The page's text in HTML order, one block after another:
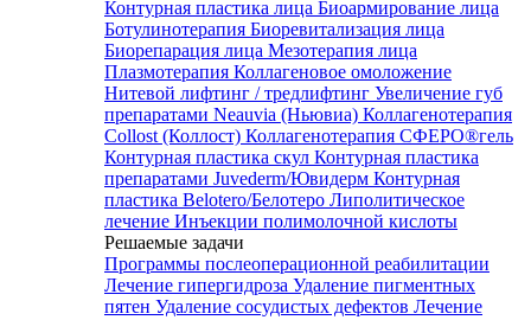
Контурная пластика лица Биоармирование лица
Ботулинотерапия Биоревитализация лица
Биорепарация лица Мезотерапия лица
Плазмотерапия Коллагеновое омоложение
Нитевой лифтинг / тредлифтинг Увеличение губ
препаратами Neauvia (Ньювиа) Коллагенотерапия
Collost (Коллост) Коллагенотерапия СФЕРО®гель
Контурная пластика скул Контурная пластика
препаратами Juvederm/Ювидерм Контурная
пластика Belotero/Белотеро Липолитическое
лечение Инъекции полимолочной кислоты
Решаемые задачи
Программы послеоперационной реабилитации
Лечение гипергидроза Удаление пигментных
пятен Удаление сосудистых дефектов Лечение